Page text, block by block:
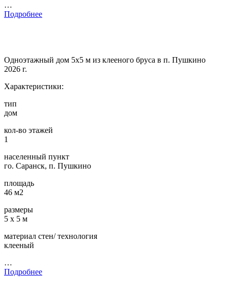
…
Подробнее
Одноэтажный дом 5х5 м из клееного бруса в п. Пушкино
2026 г.
Характеристики:
тип
дом
кол-во этажей
1
населенный пункт
го. Саранск, п. Пушкино
площадь
46 м2
размеры
5 х 5 м
материал стен/ технология
клееный
…
Подробнее